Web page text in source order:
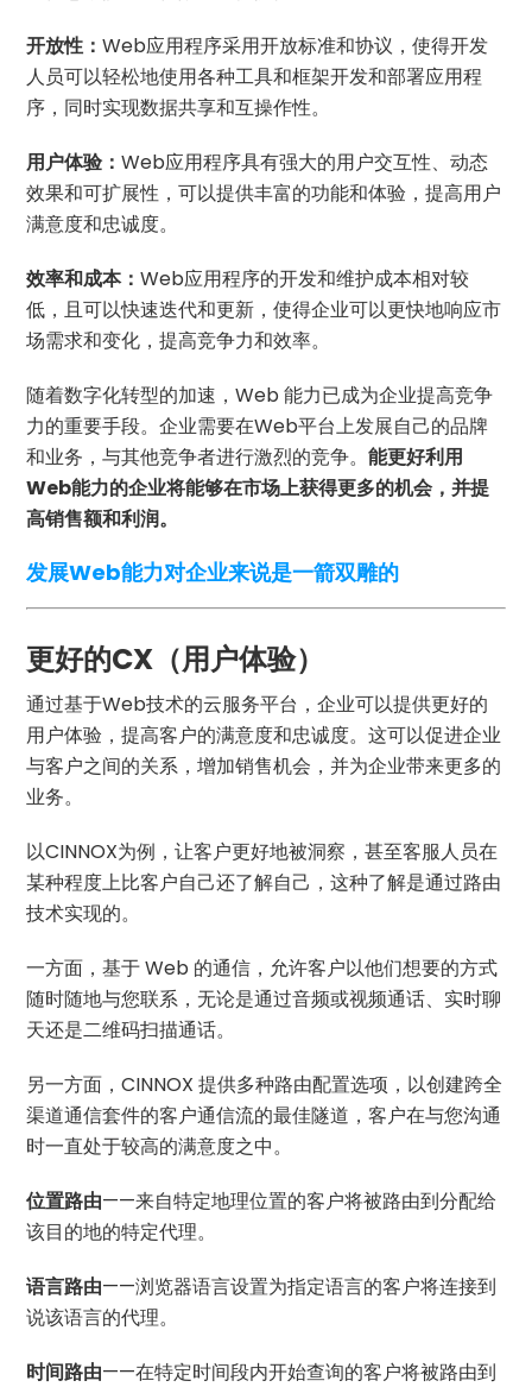
开放性：Web应用程序采用开放标准和协议，使得开发
人员可以轻松地使用各种工具和框架开发和部署应用程
序，同时实现数据共享和互操作性。
用户体验：Web应用程序具有强大的用户交互性、动态
效果和可扩展性，可以提供丰富的功能和体验，提高用户
满意度和忠诚度。
效率和成本：Web应用程序的开发和维护成本相对较
低，且可以快速迭代和更新，使得企业可以更快地响应市
场需求和变化，提高竞争力和效率。
随着数字化转型的加速，Web 能力已成为企业提高竞争
力的重要手段。企业需要在Web平台上发展自己的品牌
和业务，与其他竞争者进行激烈的竞争。能更好利用
Web能力的企业将能够在市场上获得更多的机会，并提
高销售额和利润。
发展Web能力对企业来说是一箭双雕的
更好的CX（用户体验）
通过基于Web技术的云服务平台，企业可以提供更好的
用户体验，提高客户的满意度和忠诚度。这可以促进企业
与客户之间的关系，增加销售机会，并为企业带来更多的
业务。
以CINNOX为例，让客户更好地被洞察，甚至客服人员在
某种程度上比客户自己还了解自己，这种了解是通过路由
技术实现的。
一方面，基于 Web 的通信，允许客户以他们想要的方式
随时随地与您联系，无论是通过音频或视频通话、实时聊
天还是二维码扫描通话。
另一方面，CINNOX 提供多种路由配置选项，以创建跨全
渠道通信套件的客户通信流的最佳隧道，客户在与您沟通
时一直处于较高的满意度之中。
位置路由——来自特定地理位置的客户将被路由到分配给
该目的地的特定代理。
语言路由——浏览器语言设置为指定语言的客户将连接到
说该语言的代理。
时间路由——在特定时间段内开始查询的客户将被路由到